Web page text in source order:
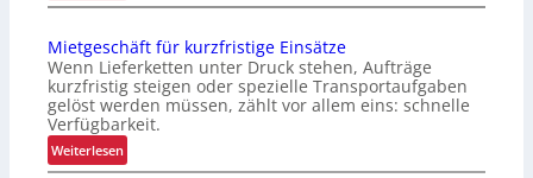
s
o
n
i
e
r
u
R
t
r
o
f
i
t
Mietgeschäft für kurzfristige Einsätze
Wenn Lieferketten unter Druck stehen, Aufträge
kurzfristig steigen oder spezielle Transportaufgaben
gelöst werden müssen, zählt vor allem eins: schnelle
Verfügbarkeit.
Weiterlesen:
M